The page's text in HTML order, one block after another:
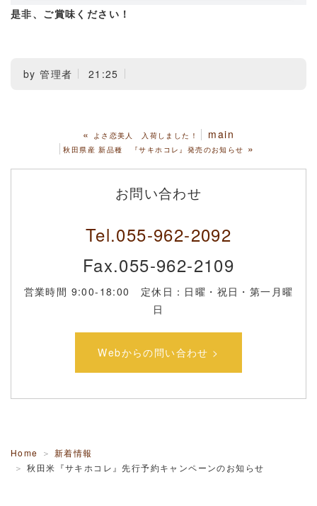
是非、ご賞味ください！
by管理者 21:25
« よさ恋美人 入荷しました！ main
秋田県産 新品種 『サキホコレ』発売のお知らせ »
お問い合わせ
Tel.055-962-2092
Fax.055-962-2109
営業時間 9:00-18:00 定休日：日曜・祝日・第一月曜
日
Webからの問い合わせ >
Home
新着情報
秋田米『サキホコレ』先行予約キャンペーンのお知らせ